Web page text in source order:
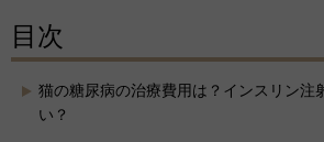
目次
猫の糖尿病の治療費用は？インスリン注
い？